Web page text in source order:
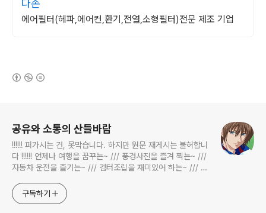
다손
에어필터(헤파,에어컨,환기,전열,소형필터)전문 제조 기업
공유와 소통의 산들바람
!!!!!! 퍼가시는 건, 못막습니다. 하지만 원문 재게시는 불허합니
다 !!!!!! 언제나 여행을 꿈꾸는~ /// 풍경사진을 즐겨 찍는~ ///
자동차 운전을 즐기는~ /// 컴터조립을 재미있어 하는~ /// 고
식하는 미드가 있는~ /// 사회적 이슈에 발언하는~ 不老巨
구독하기